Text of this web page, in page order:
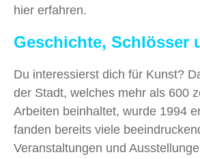
hier erfahren.
Geschichte, Schlösser
Du interessierst dich für Kunst?
der Stadt, welches mehr als 600
Arbeiten beinhaltet, wurde 1994
fanden bereits viele
Veranstaltungen und